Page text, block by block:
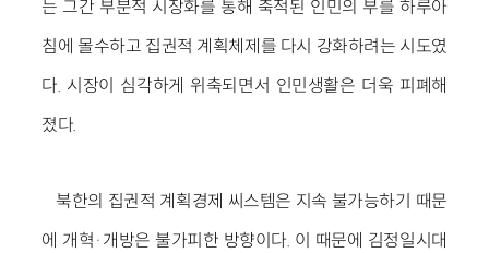
는 그간 부분적 시장화를 통해 축적된 인민의 부를 하루아
침에 몰수하고 집권적 계획체제를 다시 강화하려는 시도였
다. 시장이 심각하게 위축되면서 인민생활은 더욱 피폐해
졌다.
북한의 집권적 계획경제 씨스템은 지속 불가능하기 때문
에 개혁·개방은 불가피한 방향이다. 이 때문에 김정일시대